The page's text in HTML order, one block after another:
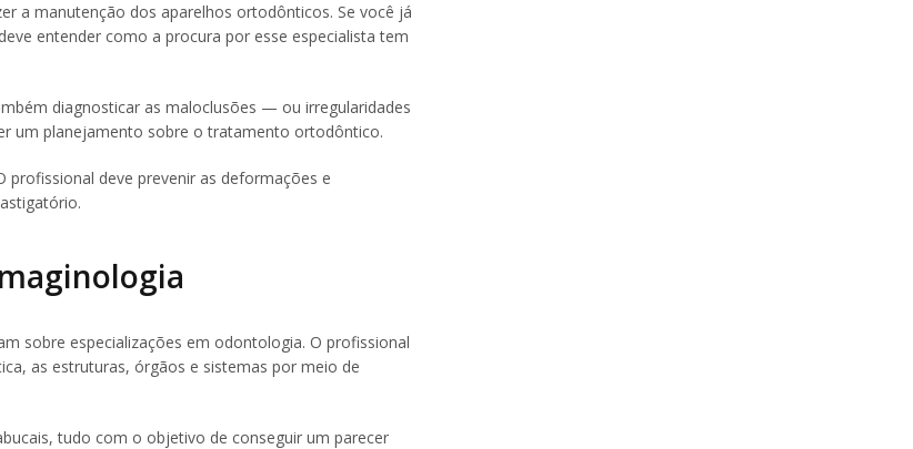
a manutenção dos aparelhos ortodônticos. Se você já
entender como a procura por esse especialista tem
diagnosticar as maloclusões — ou irregularidades
um planejamento sobre o tratamento ortodôntico.
deve prevenir as deformações e
sobre especializações em odontologia. O profissional
as estruturas, órgãos e sistemas por meio de
tudo com o objetivo de conseguir um parecer